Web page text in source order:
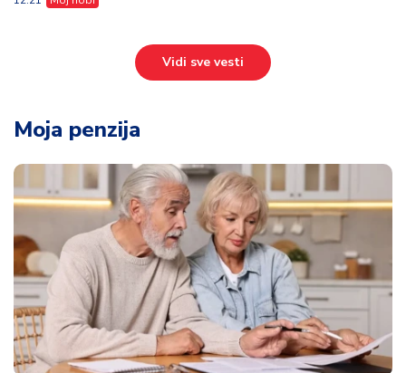
Vidi sve vesti
Moja penzija